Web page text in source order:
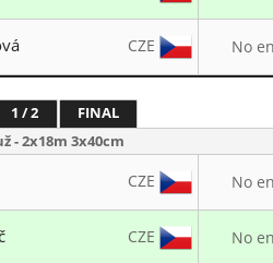
LUKOSTŘELBA
CZE No
1 / 2
FINAL
- 2x18m 3x40cm
CZE No
CZE No